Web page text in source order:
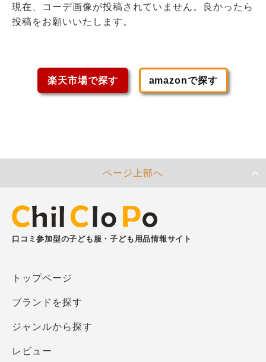
現在、コーデ画像が投稿されていません。良かったら
投稿をお願いいたします。
楽天市場で探す amazonで探す
ページ上部へ
口コミ参加型の子ども服・子ども用品情報サイト
トップページ
ブランドを探す
ジャンルから探す
レビュー